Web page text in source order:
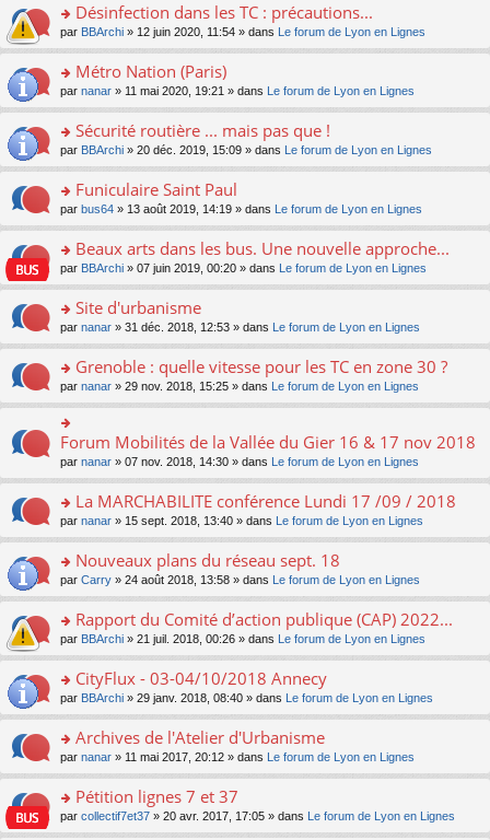
e
nt
u
s
ré
e
nt
lu
le
pl
u
s
e
nt
g
e
n
o
lu
pl
u
s
c
e
nt
e
s
a
g
e
n
n
lu
le
pl
u
c
e
nt
ult
er
le
m
e
a
g
e
n
n
le
pl
u
ré
c
e
nt
o
n
ult
er
le
m
e
a
g
e
n
n
le
pl
u
ré
c
e
nt
Désinfection dans les TC : précautions...
par BBArchi » 12 juin 2020, 11:54 » dans Le forum de Lyon en Lignes
o
n
ult
er
le
m
e
a
g
e
n
n
le
pl
u
s
ré
c
e
nt
Métro Nation (Paris)
par nanar » 11 mai 2020, 19:21 » dans Le forum de Lyon en Lignes
o
n
ult
er
le
m
e
a
g
e
n
n
le
pl
u
s
c
e
nt
Sécurité routière ... mais pas que !
par BBArchi » 20 déc. 2019, 15:09 » dans Le forum de Lyon en Lignes
o
n
ult
er
le
m
e
a
g
e
n
o
lu
pl
u
s
c
e
nt
Funiculaire Saint Paul
par bus64 » 13 août 2019, 14:19 » dans Le forum de Lyon en Lignes
o
n
ult
er
le
m
e
s
g
e
n
o
lu
pl
u
s
c
e
nt
Beaux arts dans les bus. Une nouvelle approche...
par BBArchi » 07 juin 2019, 00:20 » dans Le forum de Lyon en Lignes
o
n
ult
er
le
m
e
s
g
e
n
o
lu
pl
u
s
c
e
nt
Site d'urbanisme
par nanar » 31 déc. 2018, 12:53 » dans Le forum de Lyon en Lignes
o
n
s
ult
er
le
m
e
s
g
e
n
o
lu
pl
u
s
c
e
nt
Grenoble : quelle vitesse pour les TC en zone 30 ?
par nanar » 29 nov. 2018, 15:25 » dans Le forum de Lyon en Lignes
o
n
er
le
m
e
s
a
g
e
n
n
lu
le
pl
u
c
e
nt
Forum Mobilités de la Vallée du Gier 16 & 17 nov 2018
par nanar » 07 nov. 2018, 14:30 » dans Le forum de Lyon en Lignes
o
n
ult
er
le
m
e
a
g
e
n
n
le
pl
u
La MARCHABILITE conférence Lundi 17 /09 / 2018
par nanar » 15 sept. 2018, 13:40 » dans Le forum de Lyon en Lignes
o
n
ult
er
le
m
e
a
g
e
n
n
Nouveaux plans du réseau sept. 18
par Carry » 24 août 2018, 13:58 » dans Le forum de Lyon en Lignes
o
n
ult
er
le
m
e
a
g
e
Rapport du Comité d’action publique (CAP) 2022...
par BBArchi » 21 juil. 2018, 00:26 » dans Le forum de Lyon en Lignes
o
n
ult
er
le
m
e
CityFlux - 03-04/10/2018 Annecy
par BBArchi » 29 janv. 2018, 08:40 » dans Le forum de Lyon en Lignes
o
n
ult
er
Archives de l'Atelier d'Urbanisme
par nanar » 11 mai 2017, 20:12 » dans Le forum de Lyon en Lignes
o
n
Pétition lignes 7 et 37
par collectif7et37 » 20 avr. 2017, 17:05 » dans Le forum de Lyon en Lignes